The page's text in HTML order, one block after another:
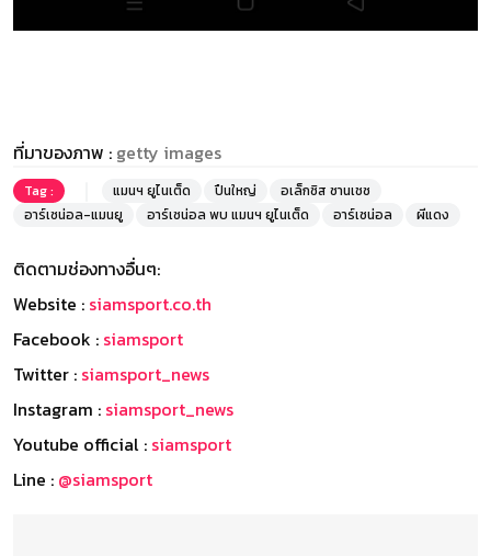
ที่มาของภาพ : getty images
Tag : แมนฯ ยูไนเต็ด ปืนใหญ่
อเล็กซิส ซานเชซ
อาร์เซน่อล-แมนยู
อาร์เซน่อล พบ แมนฯ ยูไนเต็ด อาร์เซน่อล ผีแดง
ติดตามช่องทางอื่นๆ:
Website : siamsport.co.th
Facebook : siamsport
Twitter : siamsport_news
Instagram : siamsport_news
Youtube official : siamsport
Line : @siamsport